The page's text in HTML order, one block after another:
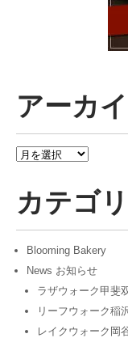
アーカ
ア
イ
ブカテゴ
Blooming Bakery
News お知らせ
ラザウォーク甲斐
リーフウォーク稲
レイクウォーク岡